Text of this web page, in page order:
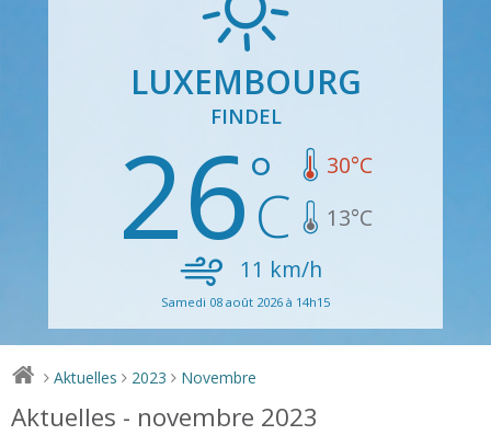
LUXEMBOURG
FINDEL
26 30°C
13°C
11 km/h
Samedi 08 août 2026 à 14h15
> Aktuelles > 2023 > Novembre
Aktuelles - novembre 2023